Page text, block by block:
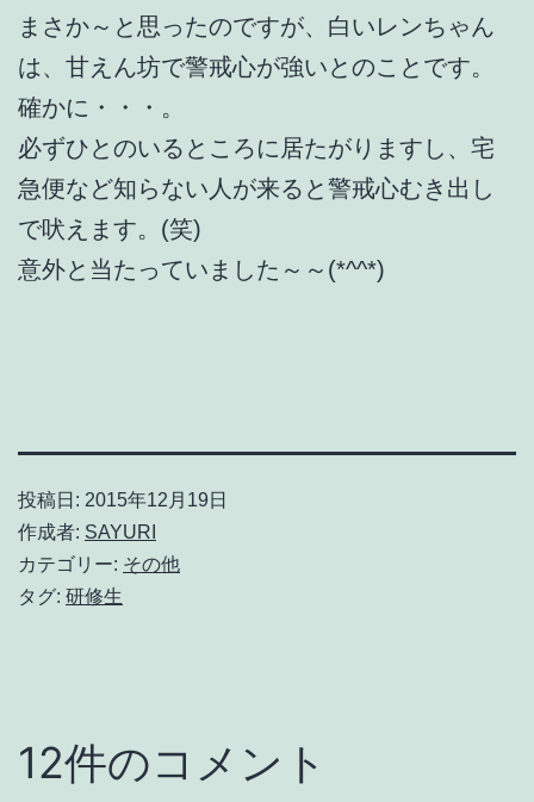
まさか～と思ったのですが、白いレンちゃん
は、甘えん坊で警戒心が強いとのことです。
確かに・・・。
必ずひとのいるところに居たがりますし、宅
急便など知らない人が来ると警戒心むき出し
で吠えます。(笑)
意外と当たっていました～～(*^^*)
投稿日: 2015年12月19日
作成者: SAYURI
カテゴリー: その他
タグ: 研修生
12件のコメント